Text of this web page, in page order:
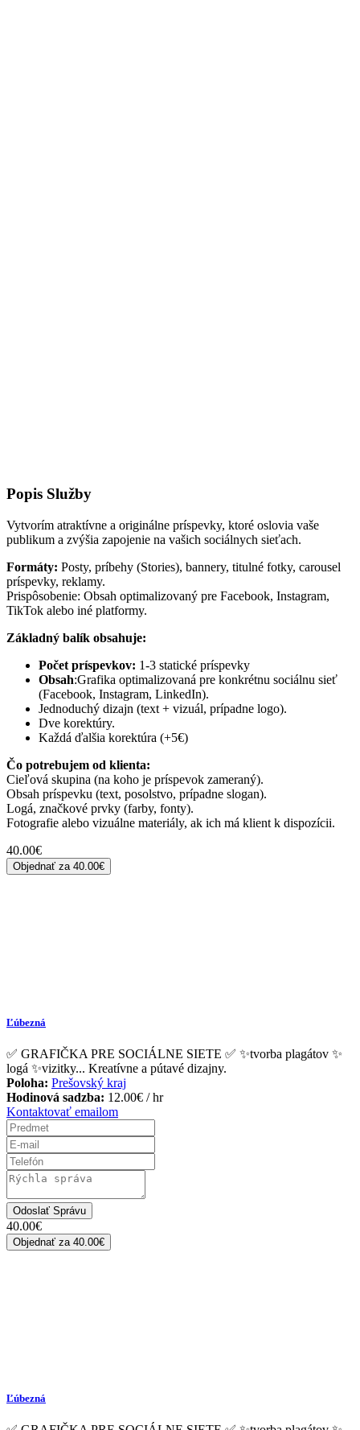
Popis Služby
Vytvorím atraktívne a originálne príspevky, ktoré oslovia vaše
publikum a zvýšia zapojenie na vašich sociálnych sieťach.
Formáty: Posty, príbehy (Stories), bannery, titulné fotky, carousel
príspevky, reklamy.
Prispôsobenie: Obsah optimalizovaný pre Facebook, Instagram,
TikTok alebo iné platformy.
Základný balík obsahuje:
Počet príspevkov: 1-3 statické príspevky
Obsah:Grafika optimalizovaná pre konkrétnu sociálnu sieť
(Facebook, Instagram, LinkedIn).
Jednoduchý dizajn (text + vizuál, prípadne logo).
Dve korektúry.
Každá ďalšia korektúra (+5€)
Čo potrebujem od klienta:
Cieľová skupina (na koho je príspevok zameraný).
Obsah príspevku (text, posolstvo, prípadne slogan).
Logá, značkové prvky (farby, fonty).
Fotografie alebo vizuálne materiály, ak ich má klient k dispozícii.
40.00€
Objednať za 40.00€
Ľúbezná
✅ GRAFIČKA PRE SOCIÁLNE SIETE ✅ ✨tvorba plagátov ✨
logá ✨vizitky... Kreatívne a pútavé dizajny.
Poloha: Prešovský kraj
Hodinová sadzba: 12.00€ / hr
Kontaktovať emailom
Odoslať Správu
40.00€
Objednať za 40.00€
Ľúbezná